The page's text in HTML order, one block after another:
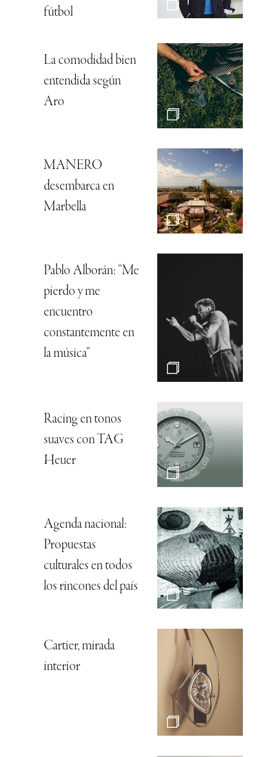
fútbol
La comodidad bien
entendida según
Aro
MANERO
desembarca en
Marbella
Pablo Alborán: “Me
pierdo y me
encuentro
constantemente en
la música”
Racing en tonos
suaves con TAG
Heuer
Agenda nacional:
Propuestas
culturales en todos
los rincones del país
Cartier, mirada
interior